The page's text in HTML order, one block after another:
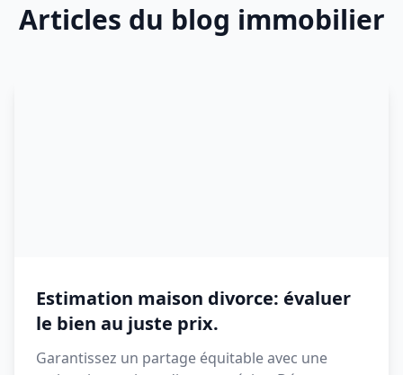
Articles du blog immobilier
Estimation maison divorce: évaluer
le bien au juste prix.
Garantissez un partage équitable avec une